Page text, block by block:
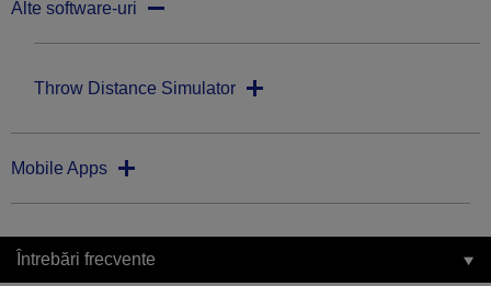
Alte software-uri
Throw Distance Simulator
Mobile Apps
Întrebări frecvente